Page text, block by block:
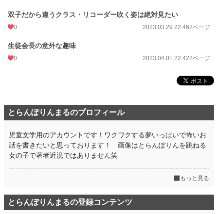
ページ数 9
更新日時
初回公開日時 2023.03.19 19:36
週間ポイント
累計ポイント 1,677 pt (5,625 位)
双子だから違うクラス・リコーダー吹く姿は絶対見たい
0 2023.03.29 22:462ページ
生徒会長の意外な趣味
0 2023.04.01 22:422ページ
とらんぽりんまるのプロフィール
児童文学用のアカウントです！ワクワクする夢いっぱいで怖いお
話を書きたいと思っております！ 画像はとらんぽりんを跳ねる
女の子で著者近況ではありません笑
もっと見る
とらんぽりんまるの登録コンテンツ